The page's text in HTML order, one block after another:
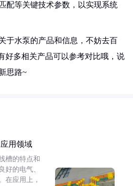
配等关键技术参数，以实现系统
于水泵的产品和信息，不妨去百
好多相关产品可以参考对比哦，说
思路~
用领域
槽的特点和
好的电气、
在应用上，